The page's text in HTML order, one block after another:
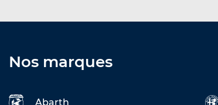
Nos marques
Abarth